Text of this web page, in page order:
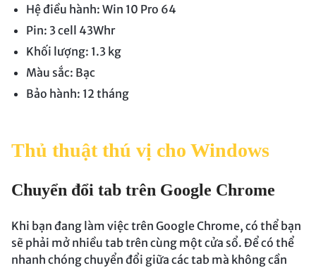
Hệ điều hành: Win 10 Pro 64
Pin: 3 cell 43Whr
Khối lượng: 1.3 kg
Màu sắc: Bạc
Bảo hành: 12 tháng
Thủ thuật thú vị cho Windows
Chuyển đổi tab trên Google Chrome
Khi bạn đang làm việc trên Google Chrome, có thể bạn
sẽ phải mở nhiều tab trên cùng một cửa sổ. Để có thể
nhanh chóng chuyển đổi giữa các tab mà không cần